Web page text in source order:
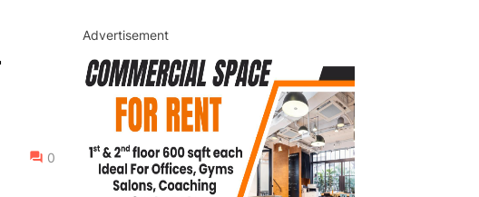
0
Advertisement